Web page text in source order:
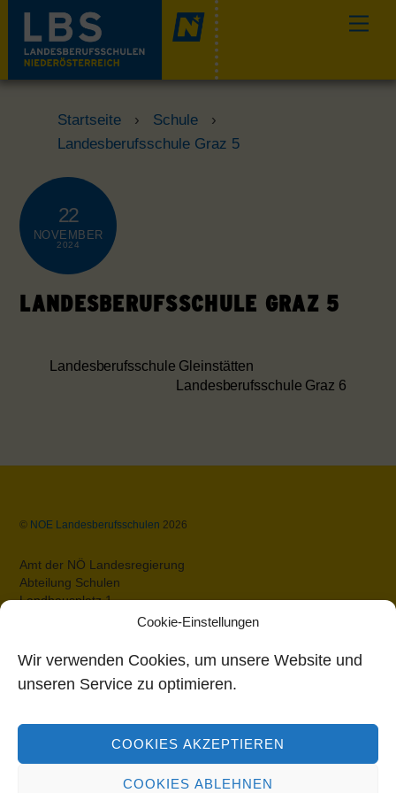
Cookie-Einstellungen
Wir verwenden Cookies, um unsere Website und
unseren Service zu optimieren.
COOKIES AKZEPTIEREN
COOKIES ABLEHNEN
content
Startseite › Schule
›
Landesberufsschule Graz 5
22
NOVEMBER
2024
LANDESBERUFSSCHULE GRAZ 5
Landesberufsschule Gleinstätten
Landesberufsschule Graz 6
© NOE Landesberufsschulen 2026
Amt der NÖ Landesregierung
Abteilung Schulen
Landhausplatz 1
Impressum
Rennbahnstraße 29
3109 St. Pölten